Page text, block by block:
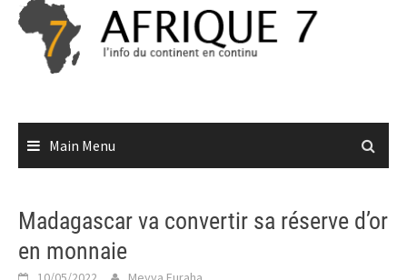
Skip
content
Main Menu
Madagascar va convertir sa réserve d’or
en monnaie